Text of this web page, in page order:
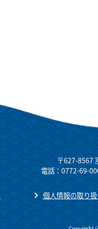
〒627-8567
電話：0772-69-
個人情報の取り